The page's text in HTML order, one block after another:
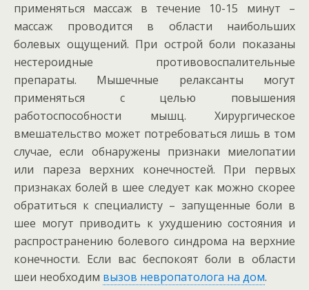
применяться массаж в течение 10-15 минут –
массаж проводится в области наибольших
болевых ощущений. При острой боли показаны
нестероидные противовоспалительные
препараты. Мышечные релаксанты могут
применяться с целью повышения
работоспособности мышц. Хирургическое
вмешательство может потребоваться лишь в том
случае, если обнаружены признаки миелопатии
или пареза верхних конечностей. При первых
признаках болей в шее следует как можно скорее
обратиться к специалисту – запущенные боли в
шее могут приводить к ухудшению состояния и
распространению болевого синдрома на верхние
конечности. Если вас беспокоят боли в области
шеи необходим вызов невропатолога на дом.